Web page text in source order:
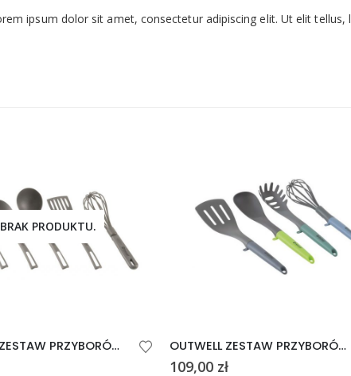
ipsum dolor sit amet, consectetur adipiscing elit. Ut elit
BRAK PRODUKTU.
OUTWELL ZESTAW PRZYBORÓW KUCHENNYCH TARSUS UTENSIL OUTWELL ZESTAW PRZYBORÓW KUCHENNYCH ALMADA
109,00 zł